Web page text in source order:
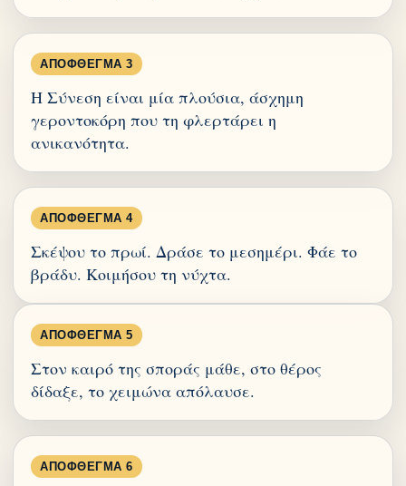
ΑΠΌΦΘΕΓΜΑ 3
Η Σύνεση είναι μία πλούσια, άσχημη
γεροντοκόρη που τη φλερτάρει η
ανικανότητα.
ΑΠΌΦΘΕΓΜΑ 4
Σκέψου το πρωί. Δράσε το μεσημέρι. Φάε το
βράδυ. Κοιμήσου τη νύχτα.
ΑΠΌΦΘΕΓΜΑ 5
Στον καιρό της σποράς μάθε, στο θέρος
δίδαξε, το χειμώνα απόλαυσε.
ΑΠΌΦΘΕΓΜΑ 6